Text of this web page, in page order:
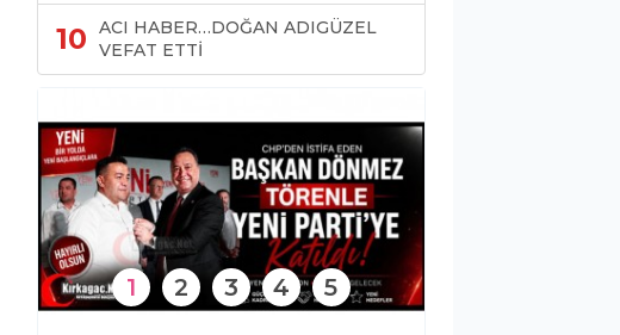
10
ACI HABER…DOĞAN ADIGÜZEL
VEFAT ETTİ
1 2 3 4 5